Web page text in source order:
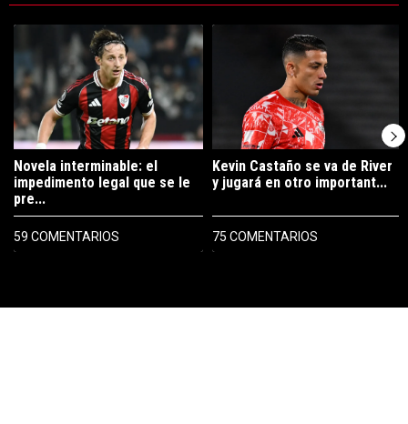
Un artículo de tendencia con el título "Novela interminable: el
Novela interminable: el
impedimento legal que se le
pre...
59 COMENTARIOS
Un artículo de tendencia con el
Kevin Castaño se va de River
y jugará en otro important...
75 COMENTARIOS